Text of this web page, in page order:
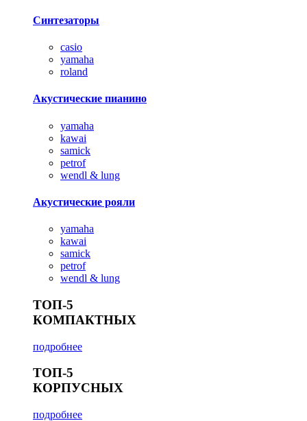
Синтезаторы
casio
yamaha
roland
Акустические пианино
yamaha
kawai
samick
petrof
wendl & lung
Акустические рояли
yamaha
kawai
samick
petrof
wendl & lung
ТОП-5
КОМПАКТНЫХ
подробнее
ТОП-5
КОРПУСНЫХ
подробнее